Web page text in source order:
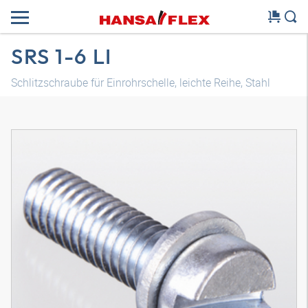
SRS 1-6 LI
Schlitzschraube für Einrohrschelle, leichte Reihe, Stahl